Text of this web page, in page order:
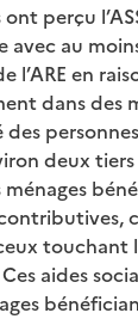
perçu
au
en
dans des
deux
touchant
aides